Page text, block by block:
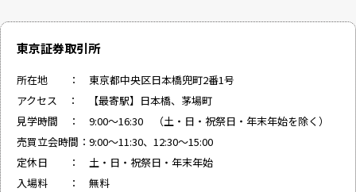
東京証券取引所
所在地 ： 東京都中央区日本橋兜町2番1号
アクセス ： 【最寄駅】日本橋、茅場町
見学時間 ： 9:00～16:30 （土・日・祝祭日・年末年始を除く）
売買立会時間：9:00～11:30、12:30～15:00
定休日 ： 土・日・祝祭日・年末年始
入場料 ： 無料